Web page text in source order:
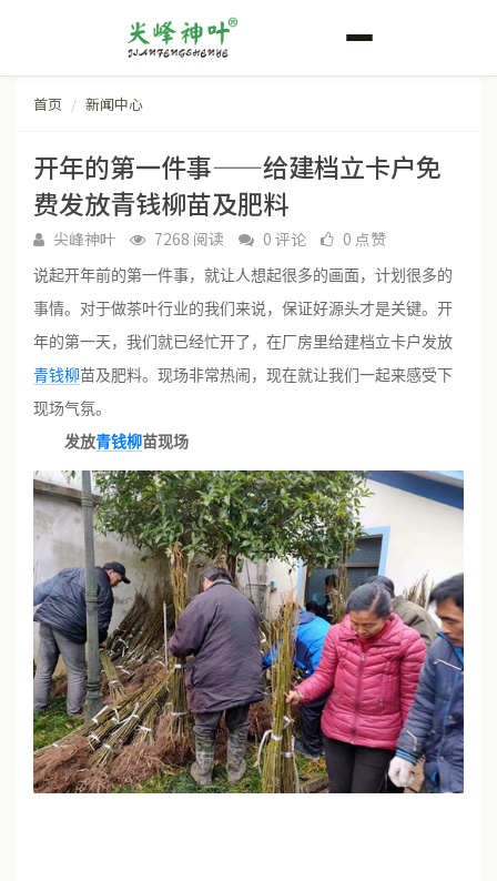
首页 新闻中心
开年的第一件事——给建档立卡户免
费发放青钱柳苗及肥料
尖峰神叶 7268 阅读 0 评论 0 点赞
说起开年前的第一件事，就让人想起很多的画面，计划很多的
事情。对于做茶叶行业的我们来说，保证好源头才是关键。开
年的第一天，我们就已经忙开了，在厂房里给建档立卡户发放
青钱柳苗及肥料。现场非常热闹，现在就让我们一起来感受下
现场气氛。
发放青钱柳苗现场